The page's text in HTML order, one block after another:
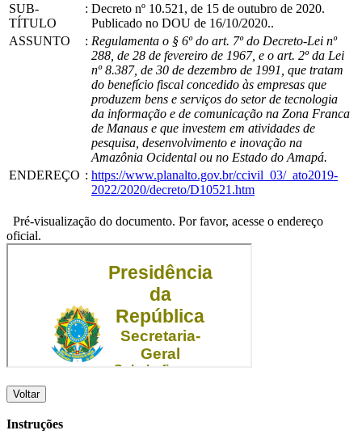
SUB-
TÍTULO
: Decreto nº 10.521, de 15 de outubro de 2020.
Publicado no DOU de 16/10/2020..
ASSUNTO
: Regulamenta o § 6º do art. 7º do Decreto-Lei nº
288, de 28 de fevereiro de 1967, e o art. 2º da Lei
nº 8.387, de 30 de dezembro de 1991, que tratam
do benefício fiscal concedido às empresas que
produzem bens e serviços do setor de tecnologia
da informação e de comunicação na Zona Franca
de Manaus e que investem em atividades de
pesquisa, desenvolvimento e inovação na
Amazônia Ocidental ou no Estado do Amapá.
ENDEREÇO : https://www.planalto.gov.br/ccivil_03/_ato2019-
2022/2020/decreto/D10521.htm
Pré-visualização do documento. Por favor, acesse o endereço
oficial.
Voltar
Instruções